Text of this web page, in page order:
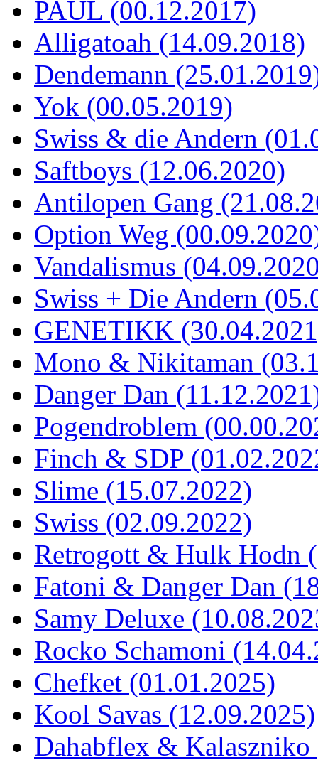
PAUL (00.12.2017)
Alligatoah (14.09.2018)
Dendemann
Yok (00.05.2019)
Swiss & die Andern
Saftboys (12.06.2020)
Antilopen Gang
Option Weg
Vandalismus
Swiss + Die Andern
GENETIKK
Mono & Nikitaman
Danger Dan
Pogendroblem
Finch & SDP
Slime (15.07.2022)
Swiss (02.09.2022)
Retrogott & Hulk Hodn
Fatoni & Danger Dan
Samy Deluxe
Rocko Schamoni
Chefket (01.01.2025)
Kool Savas (12.09.2025)
Dahabflex &